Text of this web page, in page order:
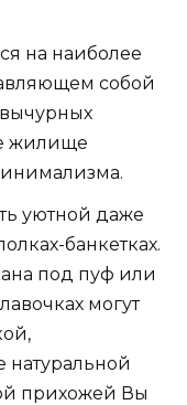
на наиболее
собой
жилище
уютной даже
банкетках.
под пуф или
могут
прихожей Вы